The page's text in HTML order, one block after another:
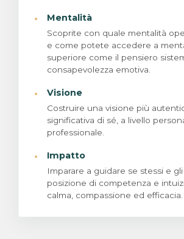
· Mentalità
Scoprite con quale mentalità
e come potete accedere a
superiore come il pensiero
consapevolezza emotiva.
· Visione
Costruire una visione più
significativa di sé, a livello
professionale.
· Impatto
Imparare a guidare se stessi e
posizione di competenza e
calma, compassione ed efficacia.